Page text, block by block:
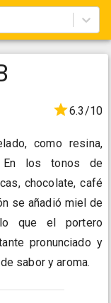
6.3/10
como resina,
En los tonos de
chocolate, café
se añadió miel de
que el portero
pronunciado y
sabor y aroma.